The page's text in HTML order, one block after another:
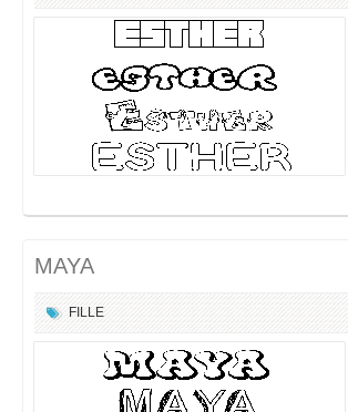
MAYA
FILLE